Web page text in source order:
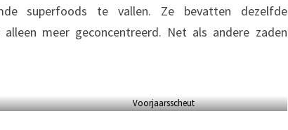
superfoods te vallen. Ze bevatten dezelfde
meer geconcentreerd. Net als andere zaden
Voorjaarsscheut